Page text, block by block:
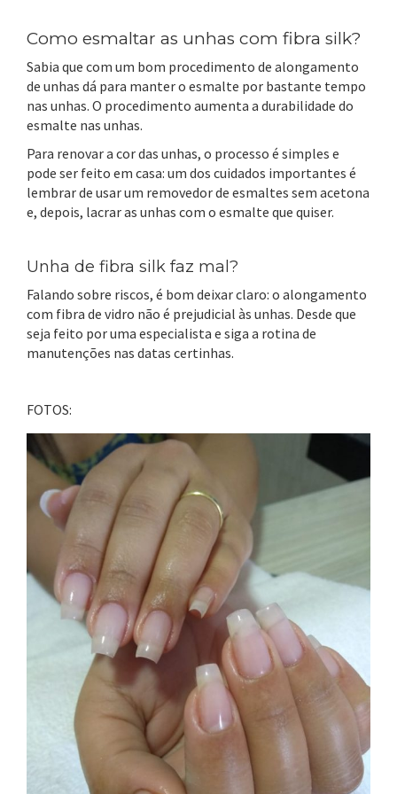
Como esmaltar as unhas com fibra silk?
Sabia que com um bom procedimento de alongamento
de unhas dá para manter o esmalte por bastante tempo
nas unhas. O procedimento aumenta a durabilidade do
esmalte nas unhas.
Para renovar a cor das unhas, o processo é simples e
pode ser feito em casa: um dos cuidados importantes é
lembrar de usar um removedor de esmaltes sem acetona
e, depois, lacrar as unhas com o esmalte que quiser.
Unha de fibra silk faz mal?
Falando sobre riscos, é bom deixar claro: o alongamento
com fibra de vidro não é prejudicial às unhas. Desde que
seja feito por uma especialista e siga a rotina de
manutenções nas datas certinhas.
FOTOS: